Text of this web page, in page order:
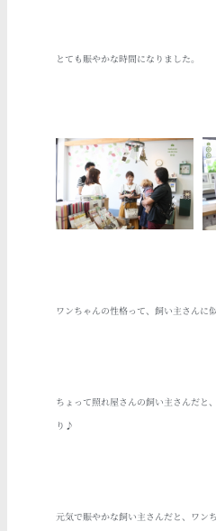
とても賑やかな時間になりました。
ワンちゃんの性格って、飼い主さんに
ちょって照れ屋さんの飼い主さんだと
り♪
元気で賑やかな飼い主さんだと、ワン